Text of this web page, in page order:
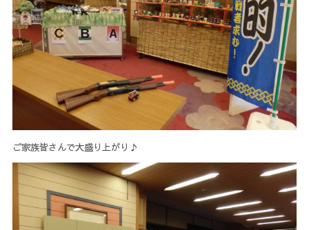
ご家族皆さんで大盛り上がり♪